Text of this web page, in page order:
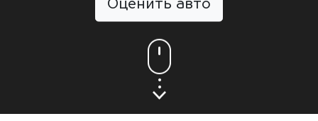
Оценить авто